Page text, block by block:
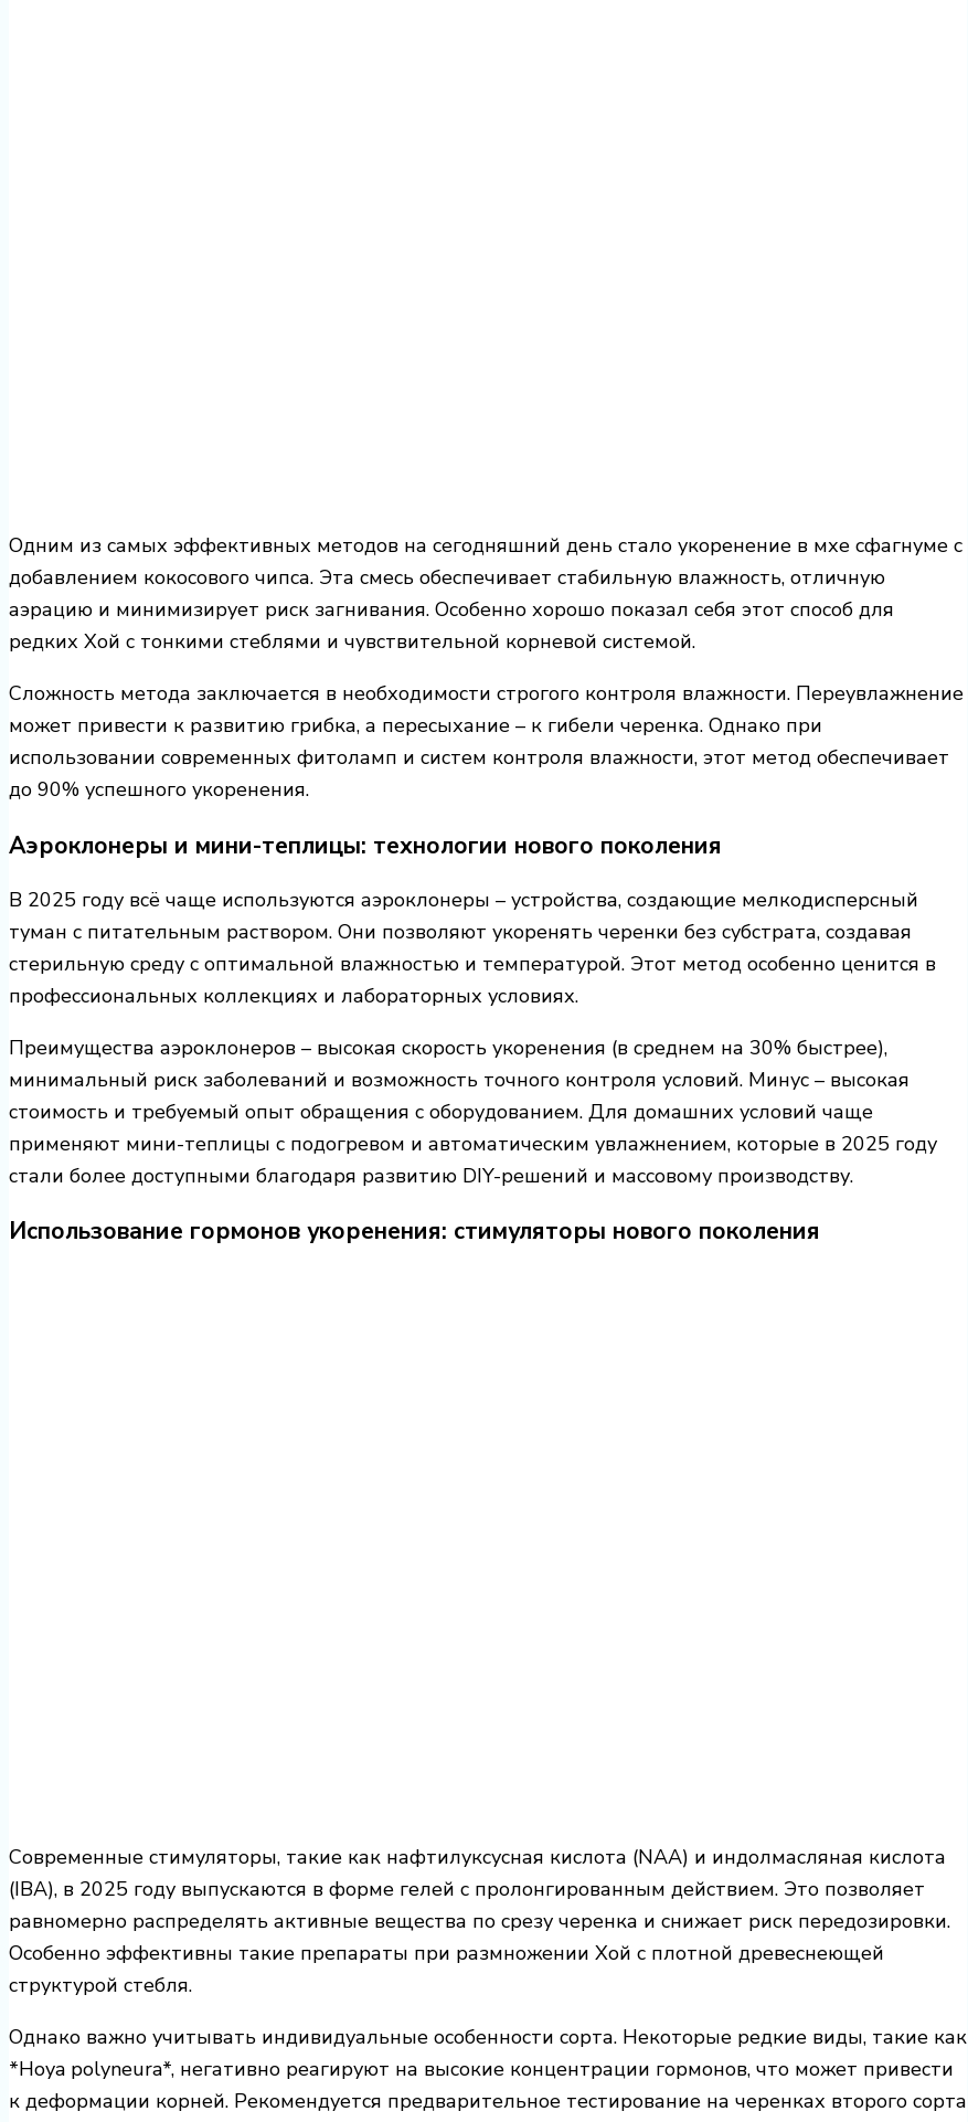
Одним из самых эффективных методов на сегодняшний день стало укоренение в мхе сфагнуме с
добавлением кокосового чипса. Эта смесь обеспечивает стабильную влажность, отличную
аэрацию и минимизирует риск загнивания. Особенно хорошо показал себя этот способ для
редких Хой с тонкими стеблями и чувствительной корневой системой.
Сложность метода заключается в необходимости строгого контроля влажности. Переувлажнение
может привести к развитию грибка, а пересыхание – к гибели черенка. Однако при
использовании современных фитоламп и систем контроля влажности, этот метод обеспечивает
до 90% успешного укоренения.
Аэроклонеры и мини-теплицы: технологии нового поколения
В 2025 году всё чаще используются аэроклонеры – устройства, создающие мелкодисперсный
туман с питательным раствором. Они позволяют укоренять черенки без субстрата, создавая
стерильную среду с оптимальной влажностью и температурой. Этот метод особенно ценится в
профессиональных коллекциях и лабораторных условиях.
Преимущества аэроклонеров – высокая скорость укоренения (в среднем на 30% быстрее),
минимальный риск заболеваний и возможность точного контроля условий. Минус – высокая
стоимость и требуемый опыт обращения с оборудованием. Для домашних условий чаще
применяют мини-теплицы с подогревом и автоматическим увлажнением, которые в 2025 году
стали более доступными благодаря развитию DIY-решений и массовому производству.
Использование гормонов укоренения: стимуляторы нового поколения
Современные стимуляторы, такие как нафтилуксусная кислота (NAA) и индолмасляная кислота
(IBA), в 2025 году выпускаются в форме гелей с пролонгированным действием. Это позволяет
равномерно распределять активные вещества по срезу черенка и снижает риск передозировки.
Особенно эффективны такие препараты при размножении Хой с плотной древеснеющей
структурой стебля.
Однако важно учитывать индивидуальные особенности сорта. Некоторые редкие виды, такие как
*Hoya polyneura*, негативно реагируют на высокие концентрации гормонов, что может привести
к деформации корней. Рекомендуется предварительное тестирование на черенках второго сорта